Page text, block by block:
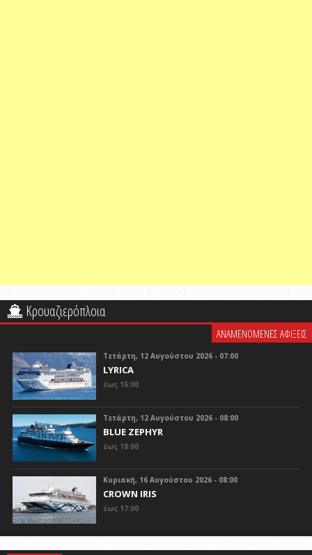
Κρουαζιερόπλοια
ΑΝΑΜΕΝΟΜΕΝΕΣ ΑΦΙΞΕΙΣ
Τετάρτη, 12 Αυγούστου 2026 - 07:00
LYRICA
έως 16:00
Τετάρτη, 12 Αυγούστου 2026 - 08:00
BLUE ZEPHYR
έως 18:00
Κυριακή, 16 Αυγούστου 2026 - 08:00
CROWN IRIS
έως 17:00